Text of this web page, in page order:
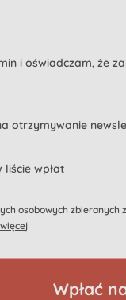
i oświadczam, że
otrzymywanie
liście wpłat
osobowych
Wpłać